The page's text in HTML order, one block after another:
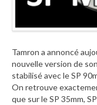
Tamron a annoncé
nouvelle version de
stabilisé avec le SP
On retrouve
que sur le SP 35mm,